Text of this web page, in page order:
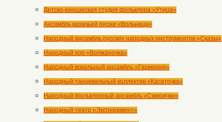
Детско-юношеская студия фольклора «Утица»
Ансамбль казачьей песни «Вольница»
Народный ансамбль русских народных инструментов «Сказы»
Народный хор «Волжаночка»
Народный вокальный ансамбль «Гармония»
Народный танцевальный коллектив «Касаточка»
Народный фольклорный ансамбль «Смирички»
Народный театр «Эксперимент»